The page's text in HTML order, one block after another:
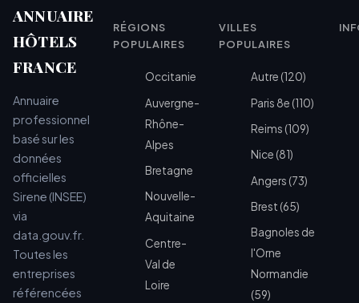
ANNUAIRE
HÔTELS
FRANCE
Annuaire
professionnel
basé sur les
données
officielles
Sirene (INSEE)
via
data.gouv.fr.
Toutes les
entreprises
référencées
RÉGIONS
POPULAIRES
Occitanie
Auvergne-
Rhône-
Alpes
Bretagne
Nouvelle-
Aquitaine
Centre-
Val de
Loire
VILLES
POPULAIRES
Autre (120)
Paris 8e (110)
Reims (109)
Nice (81)
Angers (73)
Brest (65)
Bagnoles de
l'Orne
Normandie
(59)